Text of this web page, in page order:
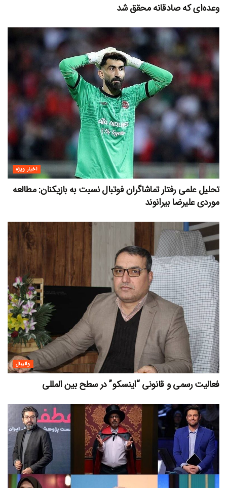
وعده‌ای که صادقانه محقق شد
اخبار ویژه
تحلیل علمی رفتار تماشاگران فوتبال نسبت به بازیکنان: مطالعه
موردی علیرضا بیرانوند
والیبال
فعالیت رسمی و قانونی “اینسکو” در سطح بین المللی